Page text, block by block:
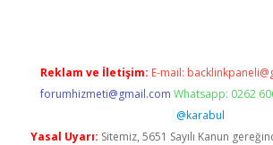
Reklam ve İletişim: E-mail:
forumhizmeti@gmail.com Whatsapp: 0262
@karabul
Yasal Uyarı: Sitemiz, 5651 Sayılı Kanun